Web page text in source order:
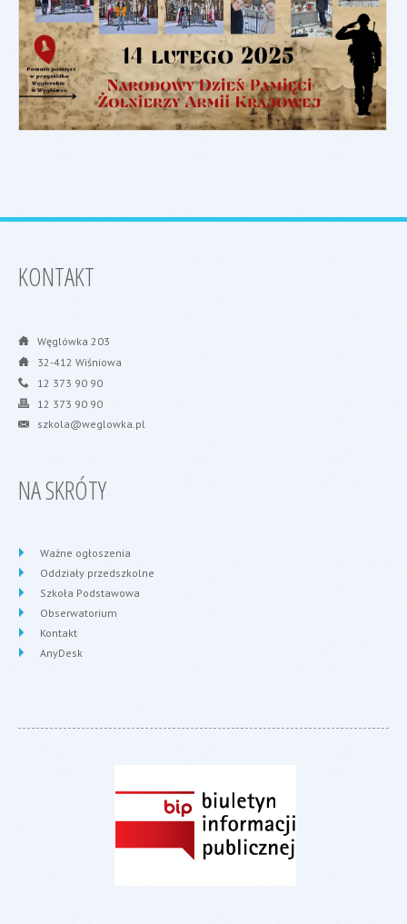
KONTAKT
Węglówka 203
32-412 Wiśniowa
12 373 90 90
12 373 90 90
szkola@weglowka.pl
NA SKRÓTY
Ważne ogłoszenia
Oddziały przedszkolne
Szkoła Podstawowa
Obserwatorium
Kontakt
AnyDesk